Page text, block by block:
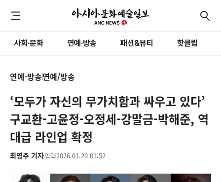
사회·문화 연예·방송 패션&뷰티 핫클립
연예·방송연예/방송
‘모두가 자신의 무가치함과 싸우고 있다’
구교환-고윤정-오정세-강말금-박해준, 역
대급 라인업 확정
최영주 기자입력2026.01.20 01:52